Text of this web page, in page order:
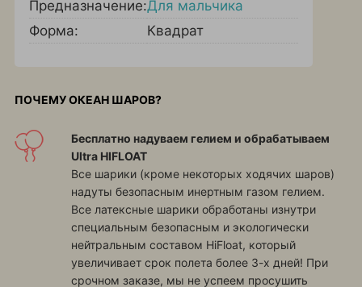
Предназначение:Для мальчика
Форма:
Квадрат
ПОЧЕМУ ОКЕАН ШАРОВ?
Бесплатно надуваем гелием и обрабатываем
Ultra HIFLOAT
Все шарики (кроме некоторых ходячих шаров)
надуты безопасным инертным газом гелием.
Все латексные шарики обработаны изнутри
специальным безопасным и экологически
нейтральным составом HiFloat, который
увеличивает срок полета более 3-х дней! При
срочном заказе, мы не успеем просушить